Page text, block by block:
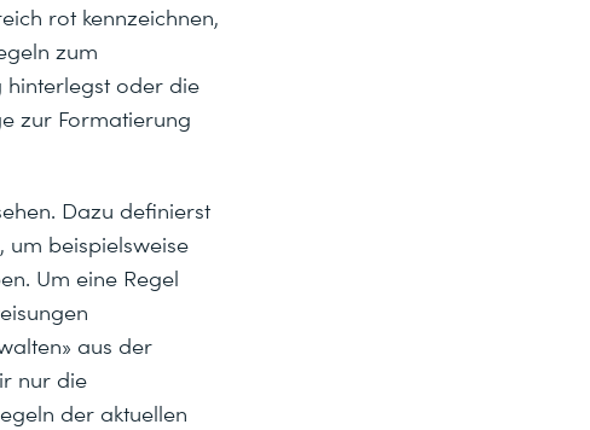
rot kennzeichnen,
zum
hinterlegst oder die
zur Formatierung
Dazu definierst
um beispielsweise
Um eine Regel
aus der
nur die
der aktuellen